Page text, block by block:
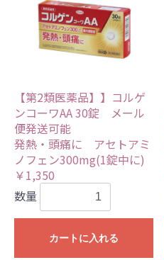
【第2類医薬品】】コルゲ
ンコーワAA 30錠 メール
便発送可能
発熱・頭痛に アセトアミ
ノフェン300mg(1錠中に)
￥1,350
数量
カートに入れる